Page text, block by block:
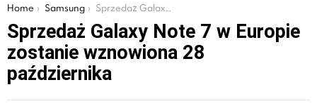
You are here:
Home Samsung Sprzedaż Galaxy Note 7 w Europie zostanie wznowiona 28 października
Sprzedaż Galaxy Note 7 w Europie
zostanie wznowiona 28
października